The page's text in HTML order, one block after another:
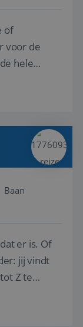
of
voor de
hele
in de
te
Baan
er is. Of
jij vindt
Z te
op